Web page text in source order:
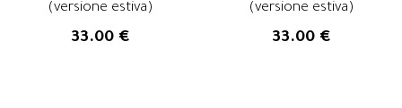
(versione estiva)
33.00 €
(versione estiva)
33.00 €